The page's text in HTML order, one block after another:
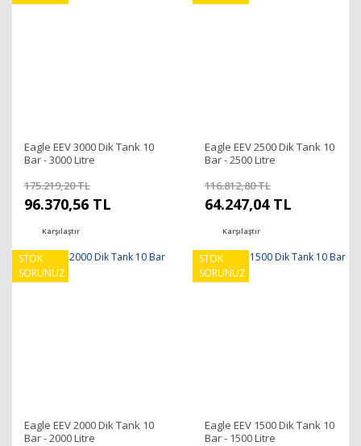
Eagle EEV 3000 Dik Tank 10
Bar - 3000 Litre
175.219,20 TL
96.370,56 TL
Karşılaştır
Eagle EEV 2500 Dik Tank 10
Bar - 2500 Litre
116.812,80 TL
64.247,04 TL
Karşılaştır
STOK
SORUNUZ
Eagle EEV 2000 Dik Tank 10
Bar - 2000 Litre
STOK
SORUNUZ
Eagle EEV 1500 Dik Tank 10
Bar - 1500 Litre